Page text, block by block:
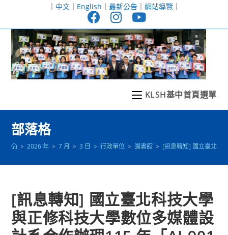
至
｜ 中文｜ English ｜ 最新公告｜ 網站導覽｜
KLSH基中首頁選單
部落格
> 2026 年 > 7 月 > 3 日 > 行政單位 > 圖書館 > [訊息轉知] 國立臺北科
[訊息轉知] 國立臺北科技大學
與正修科技大學數位多媒體設